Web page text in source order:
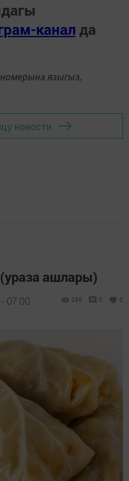
канал да
номерына языгыз,
новости
ашлары)
07:00 295 0 0